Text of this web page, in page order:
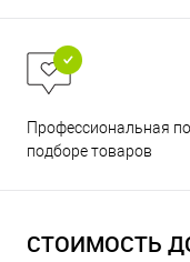
Профессиональная
подборе товаров
СТОИМОСТЬ